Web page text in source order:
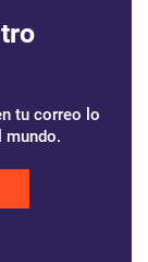
tu correo lo
mundo.